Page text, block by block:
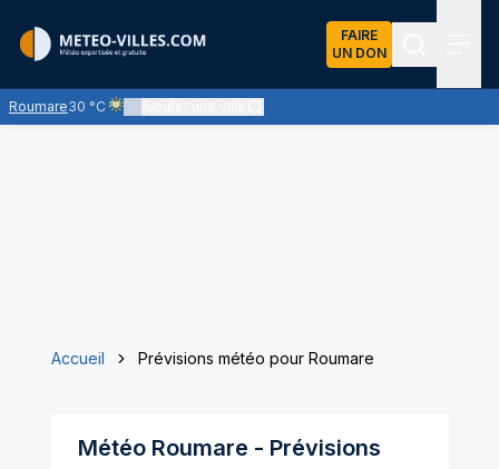
FAIRE
UN DON
Roumare30 °C
Ciel voilé par des nuages d'altitude, ternissant plus ou
Accueil Prévisions météo pour Roumare
Météo Roumare - Prévisions